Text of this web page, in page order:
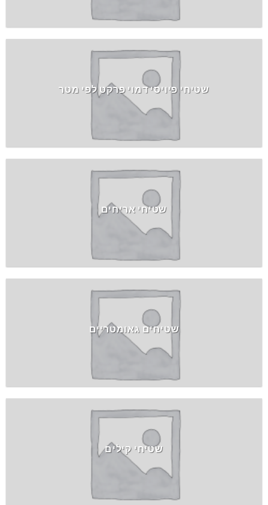
שטיחי פיויסי דמוי פרקט לפי מטר
שטיחי אריחים
שטיחים גאומטריים
שטיחי קילים